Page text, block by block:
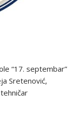
“17. septembar”
Sretenović,